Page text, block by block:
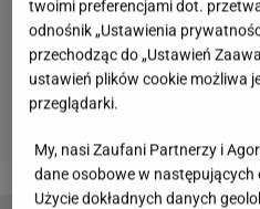
twoimi preferencjami dot.
odnośnik „Ustawienia
przechodząc do „Ustawień
ustawień plików cookie możliwa
przeglądarki.
My, nasi Zaufani Partnerzy i
dane osobowe w następujących
Użycie dokładnych danych